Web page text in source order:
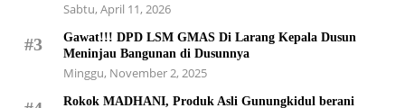
Sabtu, April 11, 2026
#3
Gawat!!! DPD LSM GMAS Di Larang Kepala Dusun
Meninjau Bangunan di Dusunnya
Minggu, November 2, 2025
Rokok MADHANI, Produk Asli Gunungkidul berani